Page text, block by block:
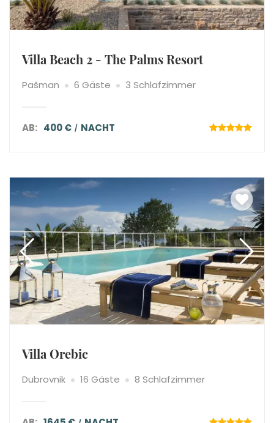
Villa Beach 2 - The Palms Resort
Pašman 6 Gäste 3 Schlafzimmer
AB: 400 € NACHT
Villa Orebic
Dubrovnik 16 Gäste 8 Schlafzimmer